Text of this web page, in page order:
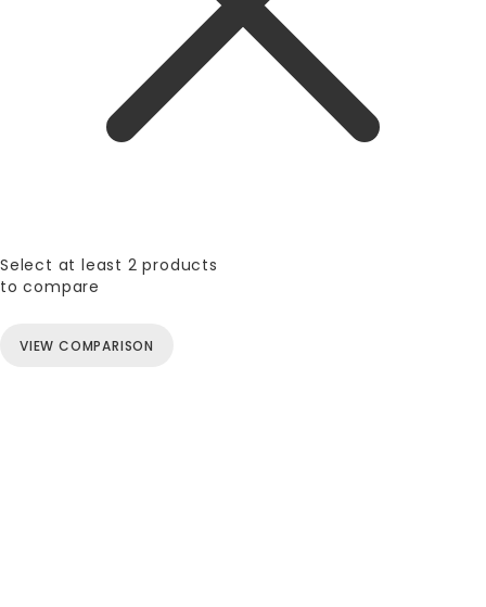
Select at least 2 products
to compare
VIEW COMPARISON